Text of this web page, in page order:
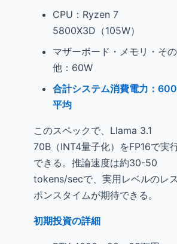
CPU：Ryzen 7
5800X3D（105W）
マザーボード・メモリ・その
他：60W
合計システム消費電力：
平均
このスペックで、Llama 3.1
70B（INT4量子化）をFP16で実
できる。推論速度は約30-50
tokens/secで、実用レベルのレス
ポンスタイムが期待できる。
初期投資の詳細